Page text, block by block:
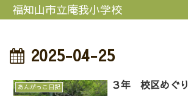
福知山市立庵我小学校
2025-04-25
あんがっこ日記 ３年 校区めぐり